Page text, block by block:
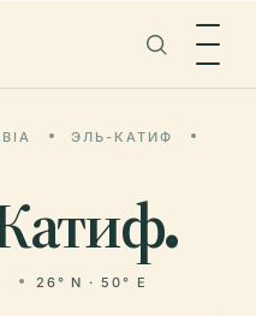
ЭЛЬ-КАТИФ
26° N · 50° E